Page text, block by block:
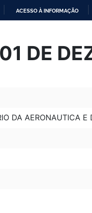
ACESSO À INFORMAÇÃO
DE
DA AERONAUTICA E